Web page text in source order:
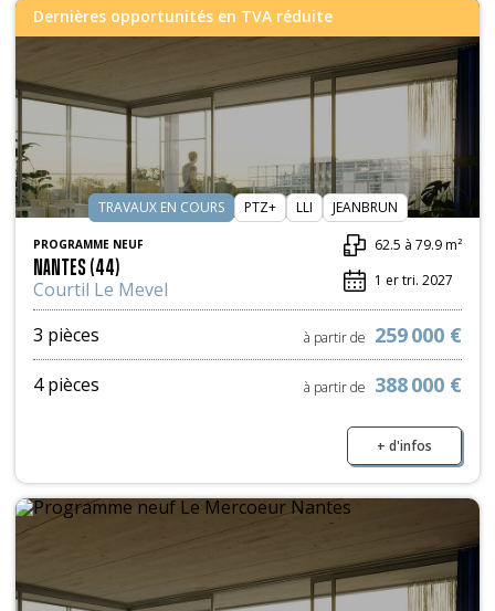
Dernières opportunités en TVA réduite
TRAVAUX EN COURS PTZ+ LLI JEANBRUN
PROGRAMME NEUF
NANTES (44)
Courtil Le Mevel
62.5 à 79.9 m²
1 er tri. 2027
3 pièces à partir de 259 000 €
4 pièces à partir de 388 000 €
+ d'infos